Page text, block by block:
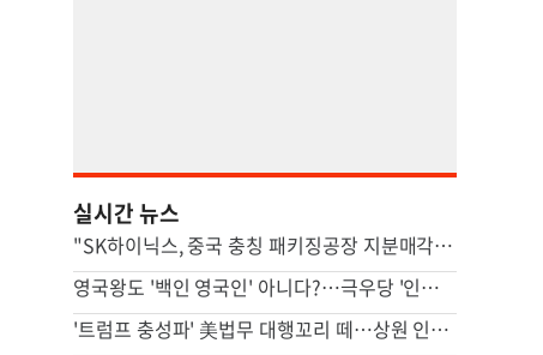
실시간 뉴스
"SK하이닉스, 중국 충칭 패키징공장 지분매각 등 검토"
영국왕도 '백인 영국인' 아니다?…극우당 '인종분류' 논란
'트럼프 충성파' 美법무 대행꼬리 떼…상원 인준 가까스로 가결